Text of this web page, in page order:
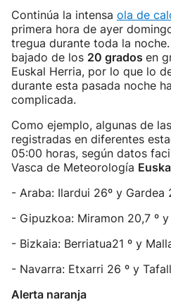
Continúa la intensa ola de
primera hora de ayer
tregua durante toda la
bajado de los 20 grados en
Euskal Herria, por lo que lo
durante esta pasada noche
complicada.
Como ejemplo, algunas de
registradas en diferentes
05:00 horas, según datos
Vasca de Meteorología
- Araba: Ilardui 26º y Gardea
- Gipuzkoa: Miramon 20,7 º
- Bizkaia: Berriatua21 º y
- Navarra: Etxarri 26 º y
Alerta naranja